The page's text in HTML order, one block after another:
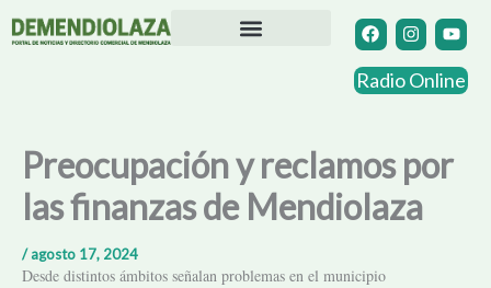
F
a
c
e
b
I
n
s
t
a
m
Y
o
u
t
u
Radio Online
Preocupación y reclamos por
las finanzas de Mendiolaza
/agosto 17, 2024
Desde distintos ámbitos señalan problemas en el municipio